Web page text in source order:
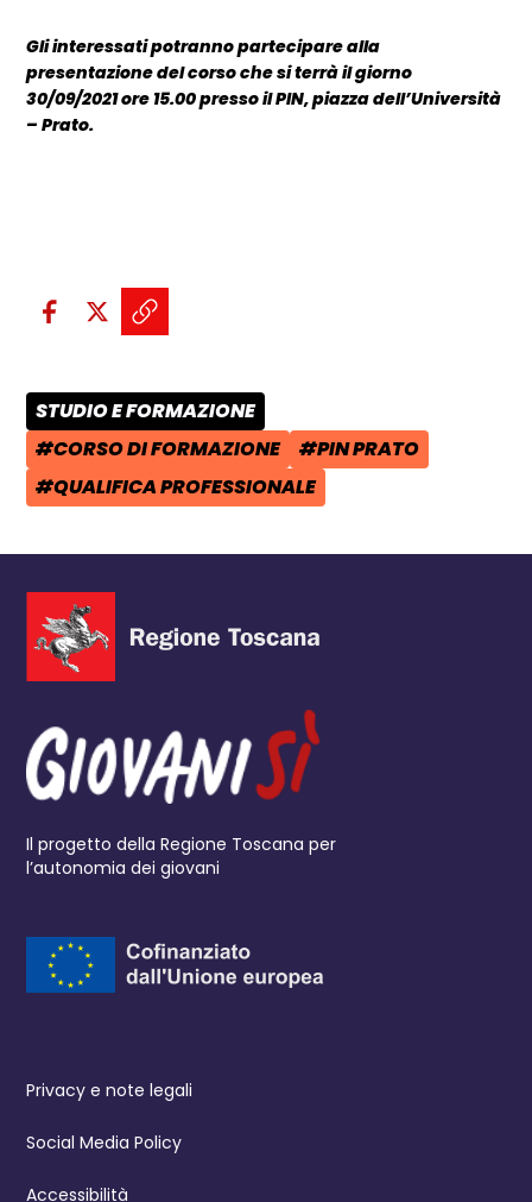
Gli interessati potranno partecipare alla
presentazione del corso che si terrà il giorno
30/09/2021 ore 15.00 presso il PIN, piazza dell’Università
– Prato.
Condividi sui social:
Condividi su Facebook - apre
Condividi su X - apre una
Copia il link e condividi -
CATEGORIA POST:
STUDIO E FORMAZIONE
TAG:
#CORSO DI FORMAZIONE TAG:
#PIN PRATO
TAG:
#QUALIFICA PROFESSIONALE
Il progetto della Regione Toscana per
l’autonomia dei giovani
Privacy e note legali
Social Media Policy
Accessibilità